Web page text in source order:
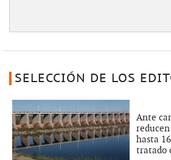
SELECCIÓN DE LOS
Ante
hasta
tratado